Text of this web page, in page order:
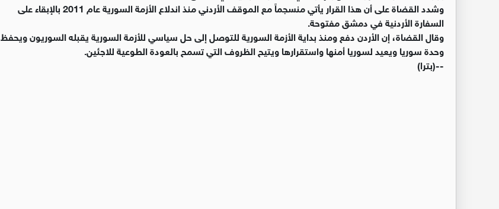
وشدد القضاة على أن هذا القرار يأتي منسجماً مع الموقف الأردني منذ اندلاع الأزمة السورية عام 2011 بالإبقاء على
السفارة الأردنية في دمشق مفتوحة.
وقال القضاة، إن الأردن دفع ومنذ بداية الأزمة السورية للتوصل إلى حل سياسي للأزمة السورية يقبله السوريون ويحفظ
وحدة سوريا ويعيد لسوريا أمنها واستقرارها ويتيح الظروف التي تسمح بالعودة الطوعية للاجئين.
--(بترا)